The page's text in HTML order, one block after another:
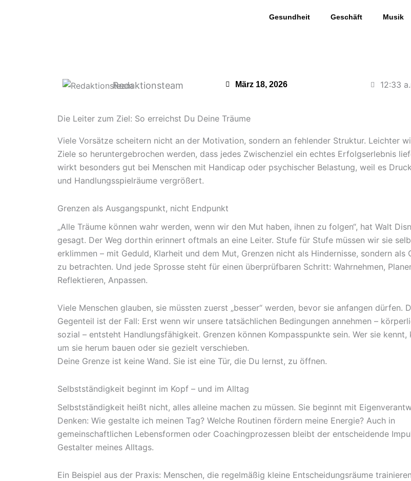
Gesundheit Geschäft Musik
Redaktionsteam März 18, 2026 12:33
Die Leiter zum Ziel: So erreichst Du Deine Träume
Viele Vorsätze scheitern nicht an der Motivation, sondern an fehlender Struktur. Leichter
Ziele so heruntergebrochen werden, dass jedes Zwischenziel ein echtes Erfolgserlebnis
wirkt besonders gut bei Menschen mit Handicap oder psychischer Belastung, weil es
und Handlungsspielräume vergrößert.
Grenzen als Ausgangspunkt, nicht Endpunkt
„Alle Träume können wahr werden, wenn wir den Mut haben, ihnen zu folgen“, hat Walt
gesagt. Der Weg dorthin erinnert oftmals an eine Leiter. Stufe für Stufe müssen wir sie
erklimmen – mit Geduld, Klarheit und dem Mut, Grenzen nicht als Hindernisse, sondern als
zu betrachten. Und jede Sprosse steht für einen überprüfbaren Schritt: Wahrnehmen,
Reflektieren, Anpassen.
Viele Menschen glauben, sie müssten zuerst „besser“ werden, bevor sie anfangen dürfen.
Gegenteil ist der Fall: Erst wenn wir unsere tatsächlichen Bedingungen annehmen –
sozial – entsteht Handlungsfähigkeit. Grenzen können Kompasspunkte sein. Wer sie kennt,
um sie herum bauen oder sie gezielt verschieben.
Deine Grenze ist keine Wand. Sie ist eine Tür, die Du lernst, zu öffnen.
Selbstständigkeit beginnt im Kopf – und im Alltag
Selbstständigkeit heißt nicht, alles alleine machen zu müssen. Sie beginnt mit
Denken: Wie gestalte ich meinen Tag? Welche Routinen fördern meine Energie? Auch in
gemeinschaftlichen Lebensformen oder Coachingprozessen bleibt der entscheidende
Gestalter meines Alltags.
Ein Beispiel aus der Praxis: Menschen, die regelmäßig kleine Entscheidungsräume